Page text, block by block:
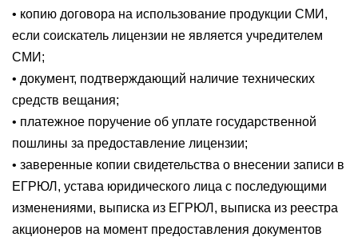
• копию договора на использование продукции СМИ,
если соискатель лицензии не является учредителем
СМИ;
• документ, подтверждающий наличие технических
средств вещания;
• платежное поручение об уплате государственной
пошлины за предоставление лицензии;
• заверенные копии свидетельства о внесении записи в
ЕГРЮЛ, устава юридического лица с последующими
изменениями, выписка из ЕГРЮЛ, выписка из реестра
акционеров на момент предоставления документов